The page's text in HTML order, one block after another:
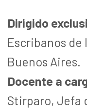
Dirigido
Escribanos de
Buenos Aires.
Docente a
Stirparo, Jefa